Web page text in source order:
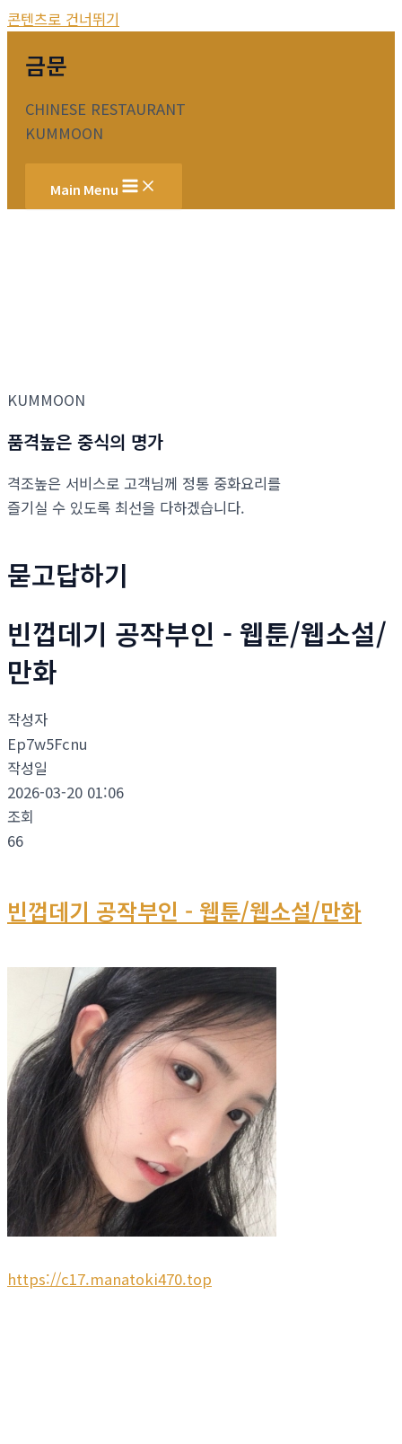
콘텐츠로 건너뛰기
금문
CHINESE RESTAURANT
KUMMOON
Main Menu
KUMMOON
품격높은 중식의 명가
격조높은 서비스로 고객님께 정통 중화요리를
즐기실 수 있도록 최선을 다하겠습니다.
묻고답하기
빈껍데기 공작부인 - 웹툰/웹소설/
만화
작성자
Ep7w5Fcnu
작성일
2026-03-20 01:06
조회
66
빈껍데기 공작부인 - 웹툰/웹소설/만화
https://c17.manatoki470.top